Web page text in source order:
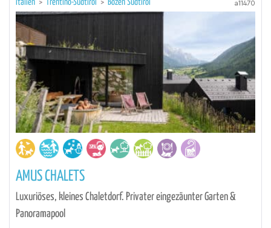
Italien > Trentino-Südtirol > Bozen Südtirol a11470
AMUS CHALETS
Luxuriöses, kleines Chaletdorf. Privater eingezäunter Garten &
Panoramapool